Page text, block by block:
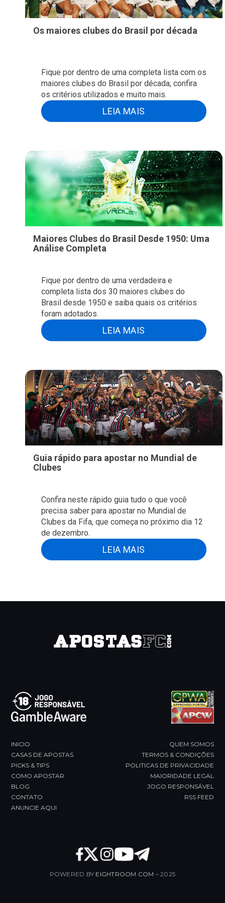
Os maiores clubes do Brasil por década
Fique por dentro de uma completa lista com os
maiores clubes do Brasil por década, confira
os critérios utilizados e muito mais.
LEIA MAIS
Maiores Clubes do Brasil Desde 1950: Uma
Análise Completa
Fique por dentro de uma verdadeira e
completa lista dos 30 maiores clubes do
Brasil desde 1950 e saiba quais os critérios
foram adotados.
LEIA MAIS
Guia rápido para apostar no Mundial de
Clubes
Confira neste rápido guia tudo o que você
precisa saber para apostar no Mundial de
Clubes da Fifa, que começa no próximo dia 12
de dezembro.
LEIA MAIS
INICIO
CASAS DE APOSTAS
PICKS & TIPS
COMO APOSTAR
BLOG
CONTATO
ANUNCIE AQUI
QUEM SOMOS
TERMOS & CONDIÇÕES
POLITICAS DE PRIVACIDADE
MAIORIDADE LEGAL
JOGO RESPONSÁVEL
RSS FEED
POWERED BY EIGHTROOM.COM – 2025